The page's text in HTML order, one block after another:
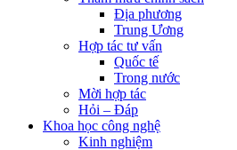
Địa phương
Trung Ương
Hợp tác tư vấn
Quốc tế
Trong nước
Mời hợp tác
Hỏi – Đáp
Khoa học công nghệ
Kinh nghiệm